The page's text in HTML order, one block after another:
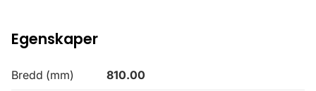
Egenskaper
Bredd (mm) 810.00